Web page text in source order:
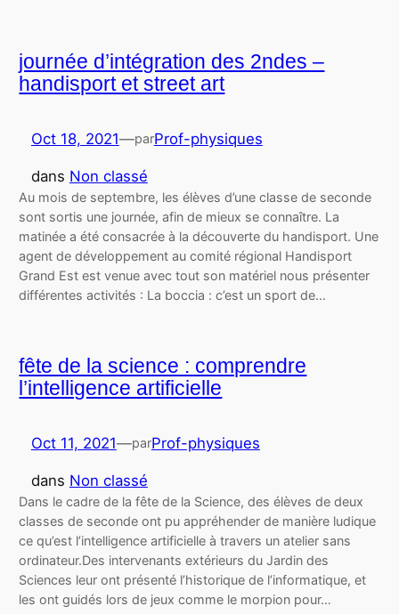
journée d’intégration des 2ndes –
handisport et street art
Oct 18, 2021—parProf-physiques
dans Non classé
Au mois de septembre, les élèves d’une classe de seconde
sont sortis une journée, afin de mieux se connaître. La
matinée a été consacrée à la découverte du handisport. Une
agent de développement au comité régional Handisport
Grand Est est venue avec tout son matériel nous présenter
différentes activités : La boccia : c’est un sport de…
fête de la science : comprendre
l’intelligence artificielle
Oct 11, 2021—parProf-physiques
dans Non classé
Dans le cadre de la fête de la Science, des élèves de deux
classes de seconde ont pu appréhender de manière ludique
ce qu’est l’intelligence artificielle à travers un atelier sans
ordinateur.Des intervenants extérieurs du Jardin des
Sciences leur ont présenté l’historique de l’informatique, et
les ont guidés lors de jeux comme le morpion pour…